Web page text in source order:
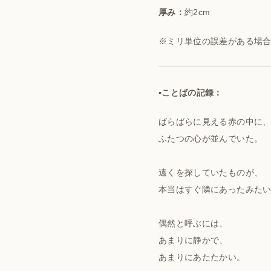
厚み：約2cm
※ミリ単位の誤差がある場合
▪️ことばの記録：
ばらばらに見える赤の中に、
ふたつの心が並んでいた。
遠くを探していたものが、
本当はすぐ隣にあったみたい
偶然と呼ぶには、
あまりに静かで、
あまりにあたたかい。